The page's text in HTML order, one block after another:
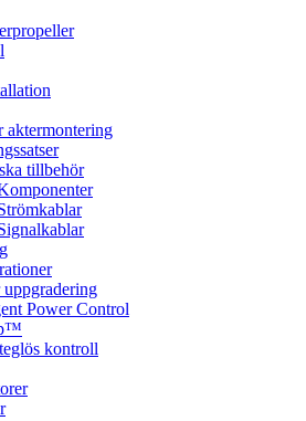
aktermontering
tillbehör
Power Control
kontroll